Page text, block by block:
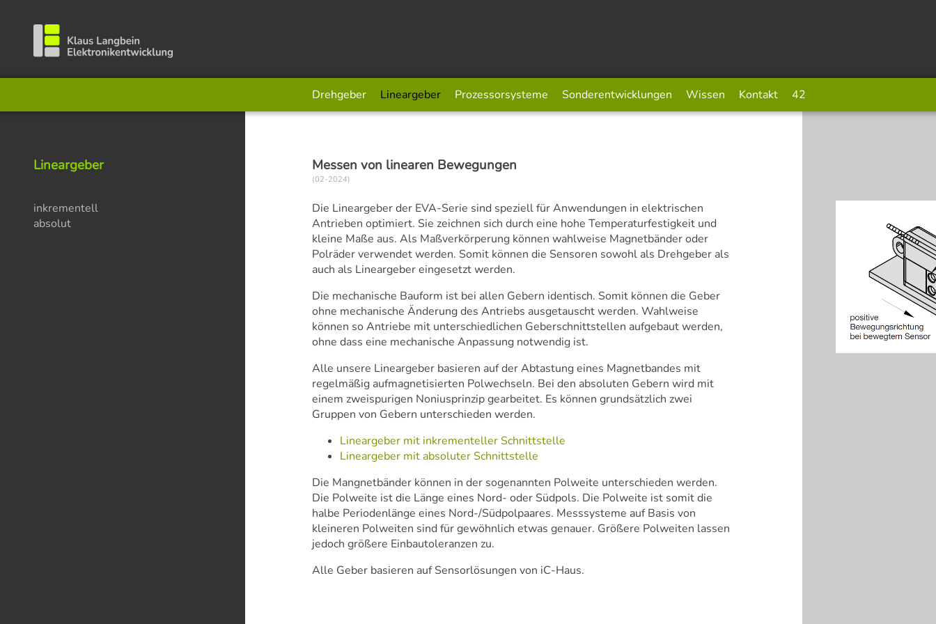
Default content
Lineargeber
inkrementell
absolut
Messen von linearen Bewegungen
(02-2024)
Die Lineargeber der EVA-Serie sind speziell für Anwendungen in elektrischen
Antrieben optimiert. Sie zeichnen sich durch eine hohe Temperaturfestigkeit und
kleine Maße aus. Als Maßverkörperung können wahlweise Magnetbänder oder
Polräder verwendet werden. Somit können die Sensoren sowohl als Drehgeber als
auch als Lineargeber eingesetzt werden.
Die mechanische Bauform ist bei allen Gebern identisch. Somit können die Geber
ohne mechanische Änderung des Antriebs ausgetauscht werden. Wahlweise
können so Antriebe mit unterschiedlichen Geberschnittstellen aufgebaut werden,
ohne dass eine mechanische Anpassung notwendig ist.
Alle unsere Lineargeber basieren auf der Abtastung eines Magnetbandes mit
regelmäßig aufmagnetisierten Polwechseln. Bei den absoluten Gebern wird mit
einem zweispurigen Noniusprinzip gearbeitet. Es können grundsätzlich zwei
Gruppen von Gebern unterschieden werden.
Lineargeber mit inkrementeller Schnittstelle
Lineargeber mit absoluter Schnittstelle
Die Mangnetbänder können in der sogenannten Polweite unterschieden werden.
Die Polweite ist die Länge eines Nord- oder Südpols. Die Polweite ist somit die
halbe Periodenlänge eines Nord-/Südpolpaares. Messsysteme auf Basis von
kleineren Polweiten sind für gewöhnlich etwas genauer. Größere Polweiten lassen
jedoch größere Einbautoleranzen zu.
Alle Geber basieren auf Sensorlösungen von iC-Haus.
Drehgeber Lineargeber Prozessorsysteme Sonderentwicklungen Wissen Kontakt 42